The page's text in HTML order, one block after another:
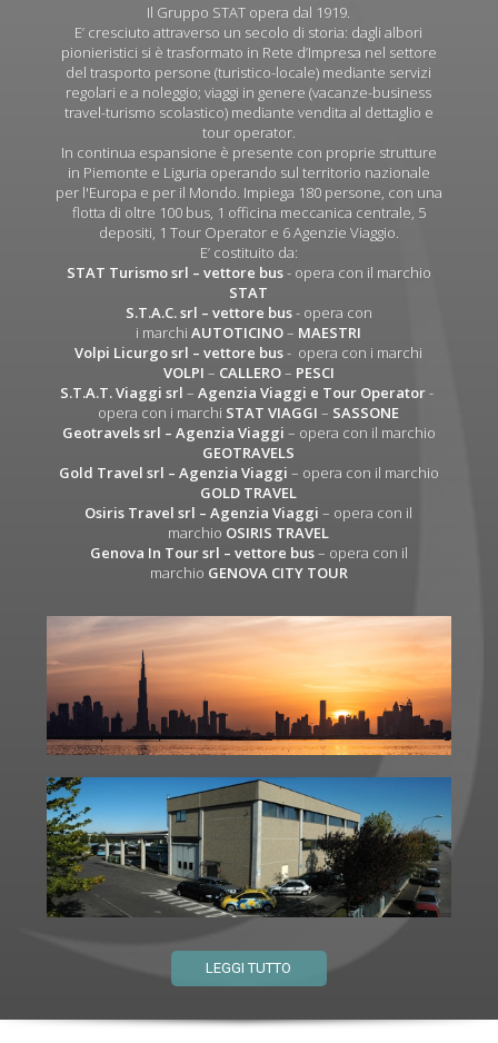
Il Gruppo STAT opera dal 1919.
E’ cresciuto attraverso un secolo di storia: dagli albori
pionieristici si è trasformato in Rete d’Impresa nel settore
del trasporto persone (turistico-locale) mediante servizi
regolari e a noleggio; viaggi in genere (vacanze-business
travel-turismo scolastico) mediante vendita al dettaglio e
tour operator.
In continua espansione è presente con proprie strutture
in Piemonte e Liguria operando sul territorio nazionale
per l'Europa e per il Mondo. Impiega 180 persone, con una
flotta di oltre 100 bus, 1 officina meccanica centrale, 5
depositi, 1 Tour Operator e 6 Agenzie Viaggio.
E’ costituito da:
STAT Turismo srl – vettore bus- opera con il marchio
STAT
S.T.A.C. srl – vettore bus- opera con
i marchiAUTOTICINO– MAESTRI
Volpi Licurgo srl – vettore bus- opera con i marchi
VOLPI – CALLERO– PESCI
S.T.A.T. Viaggi srl –Agenzia Viaggi e Tour Operator-
opera con i marchi STAT VIAGGI – SASSONE
Geotravels srl – Agenzia Viaggi – opera con il marchio
GEOTRAVELS
Gold Travel srl – Agenzia Viaggi – opera con il marchio
GOLD TRAVEL
Osiris Travel srl – Agenzia Viaggi – opera con il
marchio OSIRIS TRAVEL
Genova In Tour srl – vettore bus– opera con il
marchio GENOVA CITY TOUR
LEGGI TUTTO